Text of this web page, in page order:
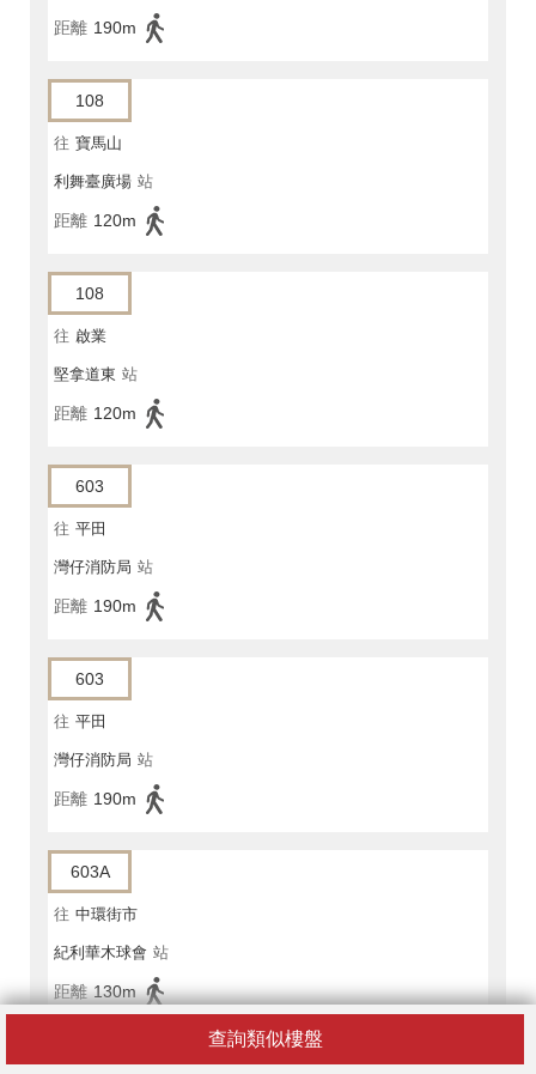
查詢類似樓盤
距離 190m
108
往 寶馬山
利舞臺廣場 站
距離 120m
108
往 啟業
堅拿道東 站
距離 120m
603
往 平田
灣仔消防局 站
距離 190m
603
往 平田
灣仔消防局 站
距離 190m
603A
往 中環街市
紀利華木球會 站
距離 130m
673